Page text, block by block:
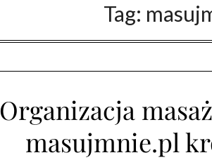
Tag:
Organizacja
masujmnie.pl